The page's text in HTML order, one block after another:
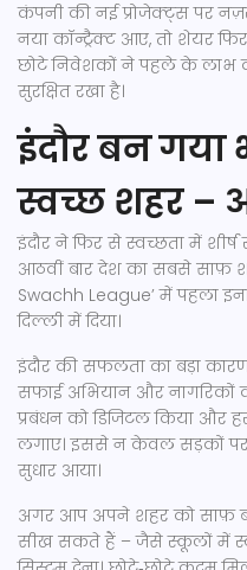
कंपनी की नई प्रोजेक्ट्स पर
नया कॉन्ट्रैक्ट आए, तो शेयर
छोटे निवेशकों ने पहले के लाभ
सुरक्षित रखा है।
इंदौर बन
स्वच्छ शहर –
इंदौर ने फिर से स्वच्छता में
आठवीं बार देश का सबसे साफ़
Swachh League’ में पहला
दिल्ली में दिया।
इंदौर की सफलता का बड़ा
सफाई अभियान और नागरिकों
प्रबंधन को डिजिटल किया और
लगाए। इससे न केवल सड़कों
सुधार आया।
अगर आप अपने शहर को साफ़
सीख सकते हैं – जैसे स्कूलों में